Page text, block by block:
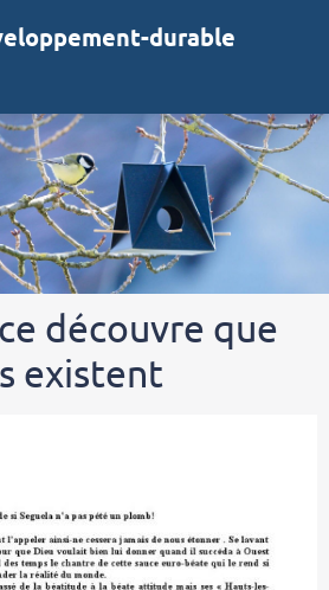
durable
découvre que
existent